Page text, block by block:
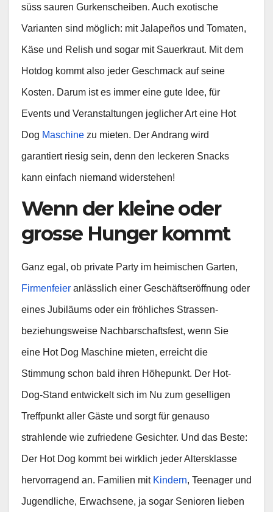
süss sauren Gurkenscheiben. Auch exotische
Varianten sind möglich: mit Jalapeños und Tomaten,
Käse und Relish und sogar mit Sauerkraut. Mit dem
Hotdog kommt also jeder Geschmack auf seine
Kosten. Darum ist es immer eine gute Idee, für
Events und Veranstaltungen jeglicher Art eine Hot
Dog Maschine zu mieten. Der Andrang wird
garantiert riesig sein, denn den leckeren Snacks
kann einfach niemand widerstehen!
Wenn der kleine oder
grosse Hunger kommt
Ganz egal, ob private Party im heimischen Garten,
Firmenfeier anlässlich einer Geschäftseröffnung oder
eines Jubiläums oder ein fröhliches Strassen-
beziehungsweise Nachbarschaftsfest, wenn Sie
eine Hot Dog Maschine mieten, erreicht die
Stimmung schon bald ihren Höhepunkt. Der Hot-
Dog-Stand entwickelt sich im Nu zum geselligen
Treffpunkt aller Gäste und sorgt für genauso
strahlende wie zufriedene Gesichter. Und das Beste:
Der Hot Dog kommt bei wirklich jeder Altersklasse
hervorragend an. Familien mit Kindern, Teenager und
Jugendliche, Erwachsene, ja sogar Senioren lieben